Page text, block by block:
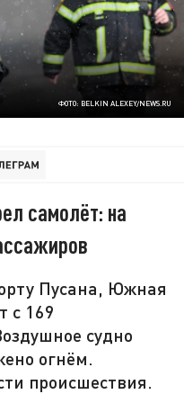
ФОТО: BELKIN ALEXEY/NEWS.RU
самолёт: на
Пусана, Южная
с 169
судно
огнём.
происшествия.